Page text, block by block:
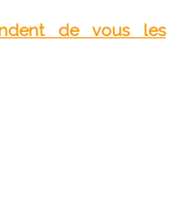
de vous les